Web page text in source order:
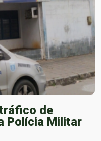
de
Polícia Militar